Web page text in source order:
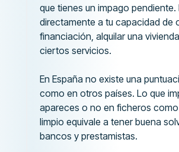
que tienes un impago
directamente a tu capacidad de
financiación, alquilar una
ciertos servicios.
En España no existe una
como en otros países. Lo que
apareces o no en ficheros como
limpio equivale a tener buena
bancos y prestamistas.